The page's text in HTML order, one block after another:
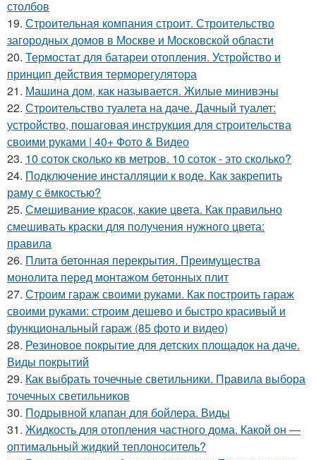
столбов
19. Строительная компания строит. Строительство
загородных домов в Москве и Московской области
20. Термостат для батареи отопления. Устройство и
принцип действия терморегулятора
21. Машина дом, как называется. Жилые минивэны
22. Строительство туалета на даче. Дачный туалет:
устройство, пошаговая инструкция для строительства
своими руками | 40+ Фото & Видео
23. 10 соток сколько кв метров. 10 соток - это сколько?
24. Подключение инсталляции к воде. Как закрепить
раму с ёмкостью?
25. Смешивание красок, какие цвета. Как правильно
смешивать краски для получения нужного цвета:
правила
26. Плита бетонная перекрытия. Преимущества
монолита перед монтажом бетонных плит
27. Строим гараж своими руками. Как построить гараж
своими руками: строим дешево и быстро красивый и
функциональный гараж (85 фото и видео)
28. Резиновое покрытие для детских площадок на даче.
Виды покрытий
29. Как выбрать точечные светильники. Правила выбора
точечных светильников
30. Подрывной клапан для бойлера. Виды
31. Жидкость для отопления частного дома. Какой он —
оптимальный жидкий теплоноситель?